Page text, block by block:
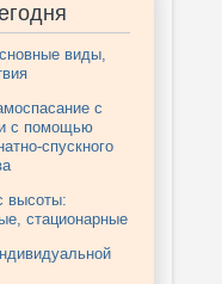
виды,
с
с помощью
спускного
высоты:
стационарные